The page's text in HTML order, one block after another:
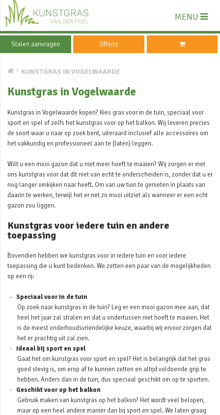
MENU
Stalen aanvragen Offerte
KUNSTGRAS IN VOGELWAARDE
Kunstgras in Vogelwaarde
Kunstgras in Vogelwaarde kopen? Kies gras voor in de tuin, speciaal voor
sport en spel of zelfs het kunstgras voor op het balkon. Wij leveren precies
de soort waar u naar op zoek bent, uiteraard inclusief alle accessoires om
het vakkundig en professioneel aan te (laten) leggen.
Wilt u een mooi gazon dat u niet meer hoeft te maaien? Wij zorgen er met
ons kunstgras voor dat dit niet van echt te onderscheiden is, zonder dat u er
nog langer omkijken naar heeft. Om van uw tuin te genieten in plaats van
daarin te werken, terwijl het er net zo mooi uitziet als wanneer er een echt
gazon zou liggen.
Kunstgras voor iedere tuin en andere
toepassing
Bovendien hebben we kunstgras voor in iedere tuin en voor iedere
toepassing die u kunt bedenken. We zetten een paar van de mogelijkheden
op een rij:
Speciaal voor in de tuin
Op zoek naar kunstgras in de tuin? Leg er een mooi gazon mee aan, dat
heel het jaar zal stralen en dat u ondertussen niet hoeft te maaien. Het
is de meest onderhoudsvriendelijke keuze, waarbij wij ervoor zorgen dat
het er prachtig uit zal zien.
Ideaal bij sport en spel
Gaat het om kunstgras voor sport en spel? Het is belangrijk dat het gras
goed stevig is, om erop af te kunnen zetten en altijd voldoende grip te
hebben. Anders dan in de tuin, dus speciaal geschikt om op te sporten.
Geschikt voor op het balkon
Gebruik maken van kunstgras op het balkon? Het wordt veel belopen,
maar op een heel andere manier dan bij sport en spel. We laten graag